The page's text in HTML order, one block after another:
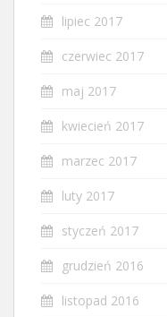
lipiec 2017
czerwiec 2017
maj 2017
kwiecień 2017
marzec 2017
luty 2017
styczeń 2017
grudzień 2016
listopad 2016